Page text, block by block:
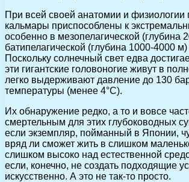
При всей своей анатомии и физиологии
кальмары приспособлены к
особенно в мезопелагической (глубина
батипелагической (глубина 1000-4000 м)
Поскольку солнечный свет едва
эти гигантские головоногие живут в
легко выдерживают давление до 130
температуры (менее 4°C).
Их обнаружение редко, а то и вовсе
смертельным для этих глубоководных
если экземпляр, пойманный в Японии,
вряд ли сможет жить в слишком
слишком высоко над естественной
если, конечно, не создать подходящие
искусственно. А это не так-то просто.